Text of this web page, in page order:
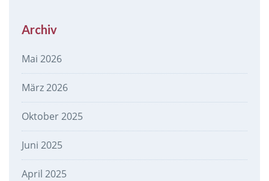
Archiv
Mai 2026
März 2026
Oktober 2025
Juni 2025
April 2025